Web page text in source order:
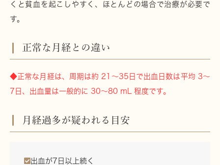
くと 貧血 を起こしやすく、ほとんどの場合で治療が必要で
す。
正常な月経との違い
◆正常な月経は、周期は約 21〜35日で出血日数は平均 3〜
7日、出血量は一般的に 30〜80 mL 程度です。
月経過多が疑われる目安
出血が7日以上続く